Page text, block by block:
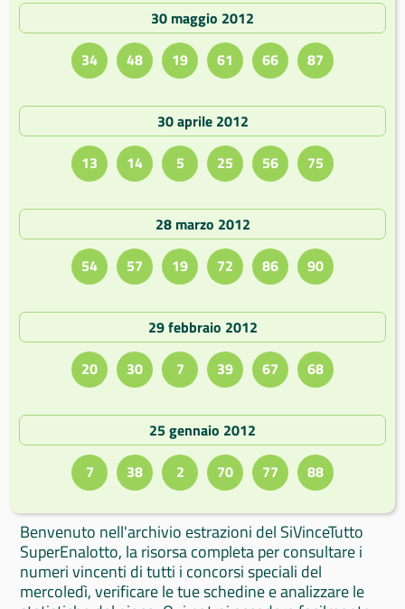
30 maggio 2012
34
48 19 61 66 87
30 aprile 2012
13
14 5 25 56 75
28 marzo 2012
54
57 19 72 86 90
29 febbraio 2012
20
30 7 39 67 68
25 gennaio 2012
7
38 2 70 77 88
Benvenuto nell'archivio estrazioni del SiVinceTutto
SuperEnalotto, la risorsa completa per consultare i
numeri vincenti di tutti i concorsi speciali del
mercoledì, verificare le tue schedine e analizzare le